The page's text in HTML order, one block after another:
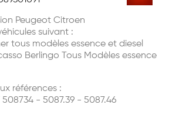
Peugeot Citroen
suivant :
tous modèles essence et diesel
Berlingo Tous Modèles essence
références :
508734 - 5087.39 - 5087.46